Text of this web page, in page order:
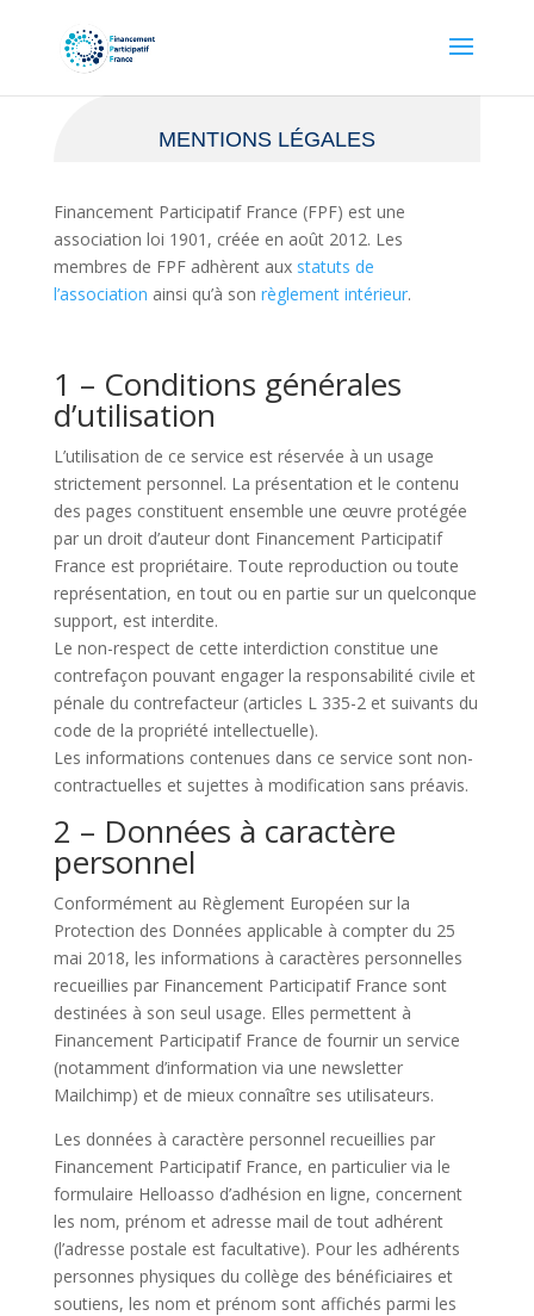
MENTIONS LÉGALES
Financement Participatif France (FPF) est une
association loi 1901, créée en août 2012. Les
membres de FPF adhèrent aux statuts de
l’association ainsi qu’à son règlement intérieur.
1 – Conditions générales
d’utilisation
L’utilisation de ce service est réservée à un usage
strictement personnel. La présentation et le contenu
des pages constituent ensemble une œuvre protégée
par un droit d’auteur dont Financement Participatif
France est propriétaire. Toute reproduction ou toute
représentation, en tout ou en partie sur un quelconque
support, est interdite.
Le non-respect de cette interdiction constitue une
contrefaçon pouvant engager la responsabilité civile et
pénale du contrefacteur (articles L 335-2 et suivants du
code de la propriété intellectuelle).
Les informations contenues dans ce service sont non-
contractuelles et sujettes à modification sans préavis.
2 – Données à caractère
personnel
Conformément au Règlement Européen sur la
Protection des Données applicable à compter du 25
mai 2018, les informations à caractères personnelles
recueillies par Financement Participatif France sont
destinées à son seul usage. Elles permettent à
Financement Participatif France de fournir un service
(notamment d’information via une newsletter
Mailchimp) et de mieux connaître ses utilisateurs.
Les données à caractère personnel recueillies par
Financement Participatif France, en particulier via le
formulaire Helloasso d’adhésion en ligne, concernent
les nom, prénom et adresse mail de tout adhérent
(l’adresse postale est facultative). Pour les adhérents
personnes physiques du collège des bénéficiaires et
soutiens, les nom et prénom sont affichés parmi les